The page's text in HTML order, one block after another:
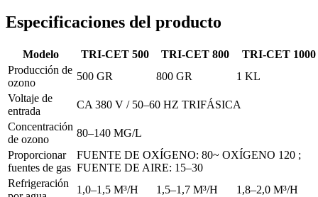
Especificaciones del producto
Modelo TRI-CET 500 TRI-CET 800
TRI-CET 1000
Producción de
ozono
500 GR 800 GR
1 KL
Voltaje de
entrada
CA 380 V / 50–60 HZ TRIFÁSICA
Concentración
de ozono
80–140 MG/L
Proporcionar
fuentes de gas
FUENTE DE OXÍGENO: 80~ OXÍGENO 120 ;
FUENTE DE AIRE: 15–30
Refrigeración
1,0–1,5 M³/H 1,5–1,7 M³/H
1,8–2,0 M³/H